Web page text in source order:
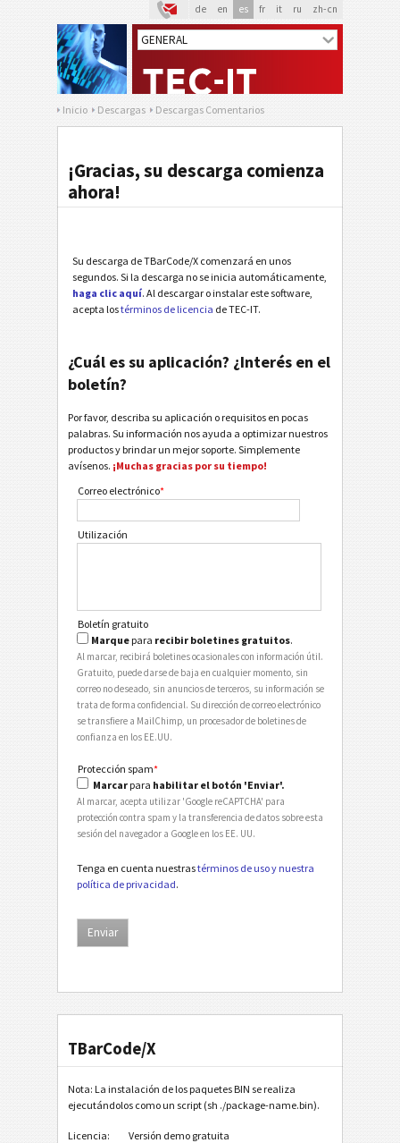
de en es fr it ru zh-cn
Inicio Descargas Descargas Comentarios
¡Gracias, su descarga comienza
ahora!
Su descarga de TBarCode/X comenzará en unos
segundos. Si la descarga no se inicia automáticamente,
haga clic aquí. Al descargar o instalar este software,
acepta lostérminos de licencia de TEC-IT.
¿Cuál es su aplicación? ¿Interés en el
boletín?
Por favor, describa su aplicación o requisitos en pocas
palabras. Su información nos ayuda a optimizar nuestros
productos y brindar un mejor soporte. Simplemente
avísenos. ¡Muchas gracias por su tiempo!
Correo electrónico*
Utilización
Boletín gratuito
Marque para recibir boletines gratuitos.
Al marcar, recibirá boletines ocasionales con información útil.
Gratuito, puede darse de baja en cualquier momento, sin
correo no deseado, sin anuncios de terceros, su información se
trata de forma confidencial. Su dirección de correo electrónico
se transfiere a MailChimp, un procesador de boletines de
confianza en los EE.UU.
Protección spam*
Marcar para habilitar el botón 'Enviar'.
Al marcar, acepta utilizar 'Google reCAPTCHA' para
protección contra spam y la transferencia de datos sobre esta
sesión del navegador a Google en los EE. UU.
Tenga en cuenta nuestrastérminos de uso y nuestra
política de privacidad.
TBarCode/X
Nota: La instalación de los paquetes BIN se realiza
ejecutándolos como un script (sh ./package-name.bin).
Licencia:
Versión demo gratuita